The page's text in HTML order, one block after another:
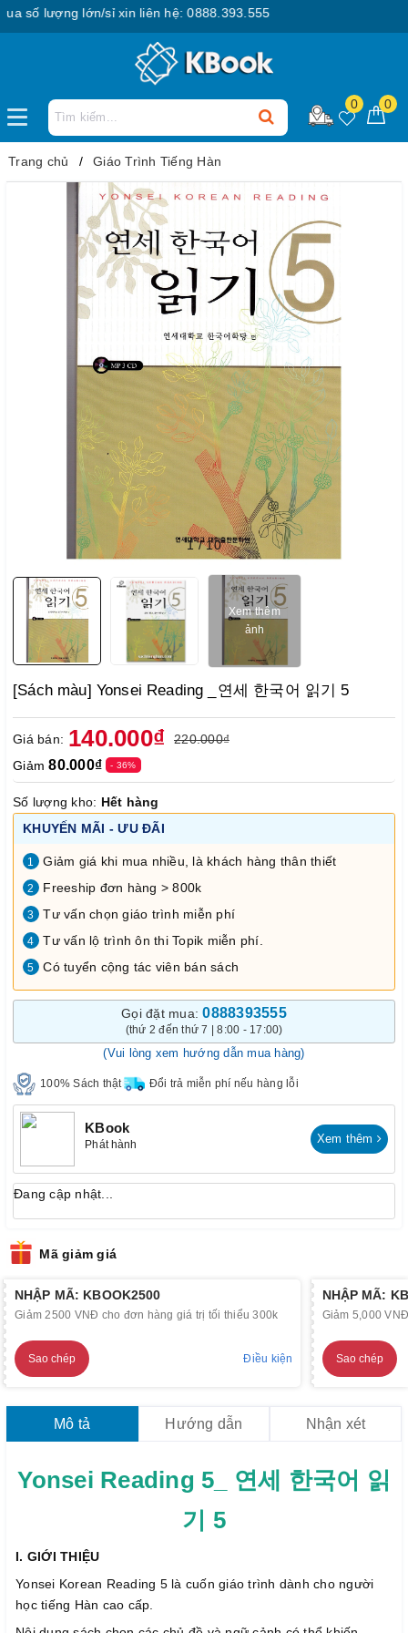
lượng lớn/sỉ xin liên hệ: 0888.393.555
0 0
Trang chủ Giáo Trình Tiếng Hàn
1/10
Xem thêm
ảnh
[Sách màu] Yonsei Reading _ 연세 한국어 읽기 5
Giá bán: 140.000₫
220.000₫
Giảm80.000₫ - 36%
Số lượng kho: Hết hàng
KHUYẾN MÃI - ƯU ĐÃI
1 Giảm giá khi mua nhiều, là khách hàng thân thiết
2 Freeship đơn hàng > 800k
3 Tư vấn chọn giáo trình miễn phí
4 Tư vấn lộ trình ôn thi Topik miễn phí.
5 Có tuyển cộng tác viên bán sách
Gọi đặt mua:0888393555
(thứ 2 đến thứ 7 | 8:00 - 17:00)
(Vui lòng xem hướng dẫn mua hàng)
100% Sách thật Đổi trả miễn phí nếu hàng lỗi
KBook
Phát hành Xem thêm
Đang cập nhật...
Mã giảm giá
NHẬP MÃ: KBOOK2500
Giảm 2500 VNĐ cho đơn hàng giá trị tối thiểu 300k
Sao chép Điều kiện
NHẬP MÃ:
Giảm 5,000
Sao chép
Mô tả Hướng dẫn Nhận xét
Yonsei Reading 5_ 연세 한국어 읽
기 5
I. GIỚI THIỆU
Yonsei Korean Reading 5 là cuốn giáo trình dành cho người
học tiếng Hàn cao cấp.